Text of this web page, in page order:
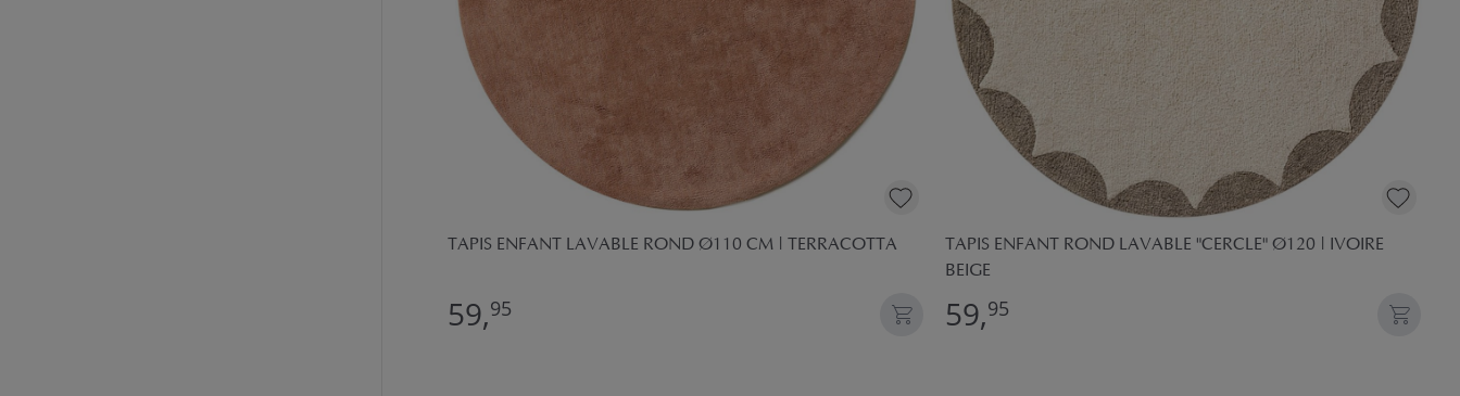
TAPIS ENFANT LAVABLE ROND Ø110 CM | TERRACOTTA
59,95
TAPIS ENFANT ROND LAVABLE "CERCLE" Ø120 | IVOIRE
BEIGE
59,95